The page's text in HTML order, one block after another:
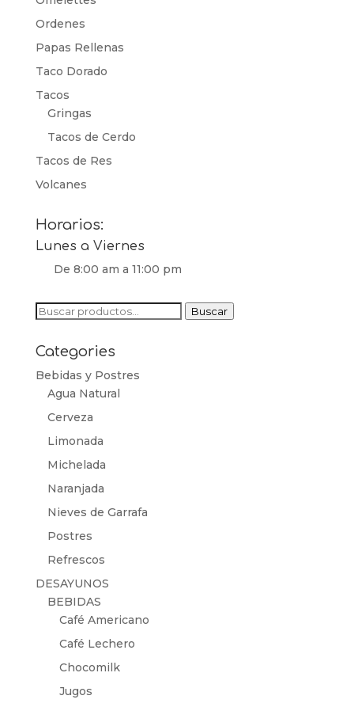
Ordenes
Papas Rellenas
Taco Dorado
Tacos
Gringas
Tacos de Cerdo
Tacos de Res
Volcanes
Horarios:
Lunes a Viernes
De 8:00 am a 11:00 pm
Buscar
Buscar
Categories
Bebidas y Postres
Agua Natural
Cerveza
Limonada
Michelada
Naranjada
Nieves de Garrafa
Postres
Refrescos
DESAYUNOS
BEBIDAS
Café Americano
Café Lechero
Chocomilk
Jugos